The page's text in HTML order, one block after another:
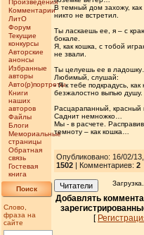
Произведения
Комментарии
ЛитО
Форум
Текущие
конкурсы
Авторские
анонсы
Избранные
авторы
Авто(р)портреты
Книги
наших
авторов
Файлы
Блоги
Мемориальные
страницы
Обратная
связь
Гостевая
книга
Поиск
Слово,
фраза на
сайте
В темный дом захожу, как
никто не встретил.
Ты ласкаешь ее, я – с
бокале.
Я, как кошка, с тобой
не звали.
Ты целуешь ее в
Любимый, слушай:
- Я к тебе подкрадусь, как
безжалостно выпью душу.
Расцарапанный, красный
Саднит немножко…
Мы - в расчете.
темноту – как кошка…
Опубликовано: 16/02/
1502| Комментариев: 2
Читатели Загрузка...
Добавлять
[